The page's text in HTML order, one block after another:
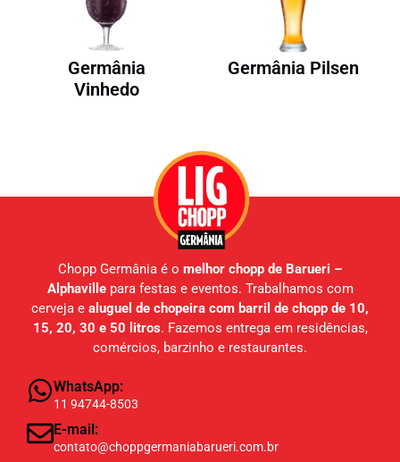
Germânia
Vinhedo
Germânia Pilsen
WhatsApp:
11 94744-8503
E-mail:
contato@choppgermaniabarueri.com.br
Chopp Germânia é o melhor chopp de Barueri –
Alphavillepara festas e eventos. Trabalhamos com
cerveja e aluguel de chopeira com barril de chopp de 10,
15, 20, 30 e 50 litros. Fazemos entrega em residências,
comércios, barzinho e restaurantes.